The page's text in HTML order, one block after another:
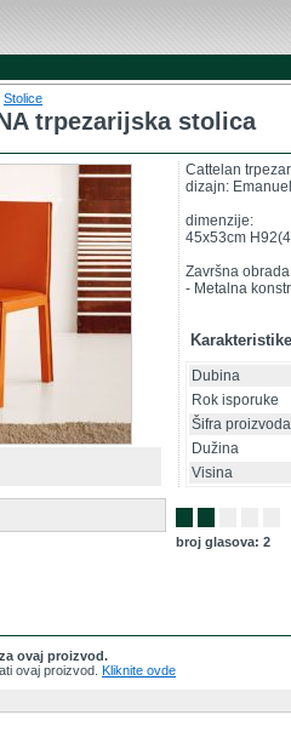
Stolice
trpezarijska stolica
Cattelan
dizajn:
dimenzije:
45x53cm
Završna
- Metalna
Dubina
Rok isporuke
Šifra proizvoda
Dužina
Visina
broj glasova: 2
ovaj proizvod.
ovaj proizvod. Kliknite ovde